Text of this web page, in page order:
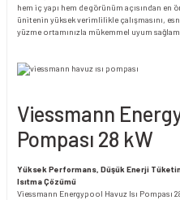
hem iç yapı hem de görünüm açısından en
ünitenin yüksek verimlilikle çalışmasını,
yüzme ortamınızla mükemmel uyum
Viessmann
Pompası 28 kW
Yüksek Performans, Düşük Enerji
Isıtma Çözümü
Viessmann Energypool Havuz Isı Pompası